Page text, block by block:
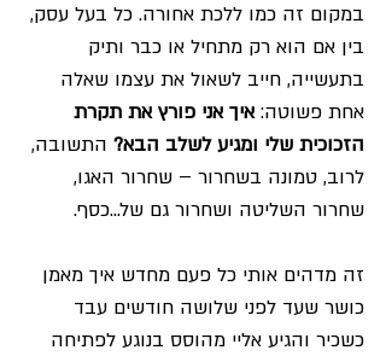
במקום זה כמו ללכת אחורה. כל בעל עסק,
בין אם הוא רק מתחיל או כבר ותיק
בתעשייה, חייב לשאול את עצמו שאלה
אחת פשוטה: איך אני פורץ את תקרת
הזכוכית שלי ומגיע לשלב הבא? התשובה,
לרוב, טמונה בשחרור – שחרור האגו,
שחרור השליטה ושחרור גם של...כסף.
זה מדהים אותי כל פעם מחדש איך מאמן
כושר שעד לפני שלושה חודשים עבד
כשכיר והגיע אליי מהוסס בנוגע לפתיחה